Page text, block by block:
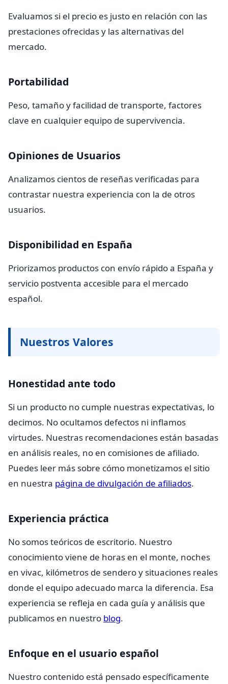
Evaluamos si el precio es justo en relación con las
prestaciones ofrecidas y las alternativas del
mercado.
Portabilidad
Peso, tamaño y facilidad de transporte, factores
clave en cualquier equipo de supervivencia.
Opiniones de Usuarios
Analizamos cientos de reseñas verificadas para
contrastar nuestra experiencia con la de otros
usuarios.
Disponibilidad en España
Priorizamos productos con envío rápido a España y
servicio postventa accesible para el mercado
español.
Nuestros Valores
Honestidad ante todo
Si un producto no cumple nuestras expectativas, lo
decimos. No ocultamos defectos ni inflamos
virtudes. Nuestras recomendaciones están basadas
en análisis reales, no en comisiones de afiliado.
Puedes leer más sobre cómo monetizamos el sitio
en nuestra página de divulgación de afiliados.
Experiencia práctica
No somos teóricos de escritorio. Nuestro
conocimiento viene de horas en el monte, noches
en vivac, kilómetros de sendero y situaciones reales
donde el equipo adecuado marca la diferencia. Esa
experiencia se refleja en cada guía y análisis que
publicamos en nuestro blog.
Enfoque en el usuario español
Nuestro contenido está pensado específicamente